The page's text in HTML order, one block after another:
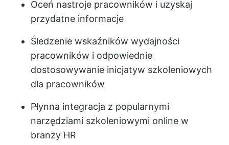
Oceń nastroje pracowników i uzyskaj
przydatne informacje
Śledzenie wskaźników wydajności
pracowników i odpowiednie
dostosowywanie inicjatyw szkoleniowych
dla pracowników
Płynna integracja z popularnymi
narzędziami szkoleniowymi online w
branży HR